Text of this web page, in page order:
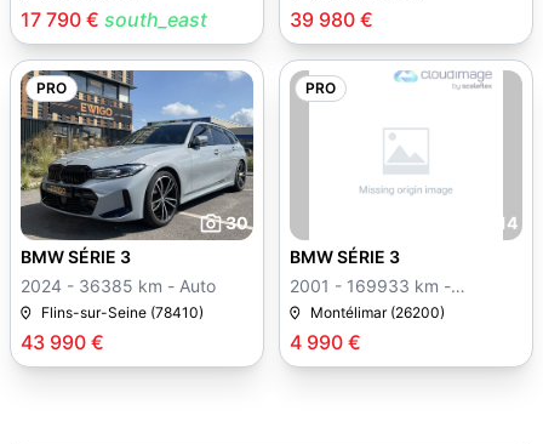
17 790 € south_east 39 980 €
PRO
30
43 990 €
BMW SÉRIE 3
2024 - 36385 km - Auto
Flins-sur-Seine (78410)
PRO
14
4 990 €
BMW SÉRIE 3
2001 - 169933 km -
Manuelle
Montélimar (26200)